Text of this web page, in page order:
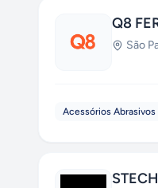
Q8
São
Acessórios Abrasivos